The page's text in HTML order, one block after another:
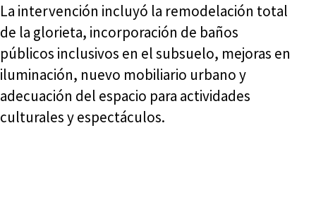
La intervención incluyó la remodelación total
de la glorieta, incorporación de baños
públicos inclusivos en el subsuelo, mejoras en
iluminación, nuevo mobiliario urbano y
adecuación del espacio para actividades
culturales y espectáculos.